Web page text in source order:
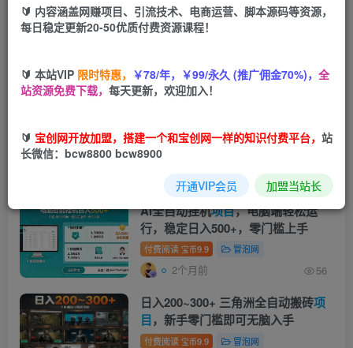
国际版抖音拉新，剪映，醒图，豆包
完了 2个月前
稳定，适合批量做
付费阅读
2个月前 80
AI全自动挂机项目，电脑端轻松运
行，稳定日入500+，零门槛上手
付费阅读 宝币9.9 冒泡网
2个月前 56
日入200~300+ 三角洲全自动搬砖项
目，新手零门槛即可无脑入手
付费阅读 宝币9.9 冒泡网
🔰 内容涵盖网赚项目、引流技术、电商运营、脚本源码等资源，
每日稳定更新20-50优质付费资源课程！
🔰 本站VIP 限时特惠， ￥78/年，￥99/永久 (推广佣金70%)， 全
站资源免费下载， 每天更新，欢迎加入！
🔰 宝创网开放加盟，搭建一个和宝创网一样的知识付费平台， 站
长微信：bcw8800 bcw8900
开通VIP会员 加盟当站长